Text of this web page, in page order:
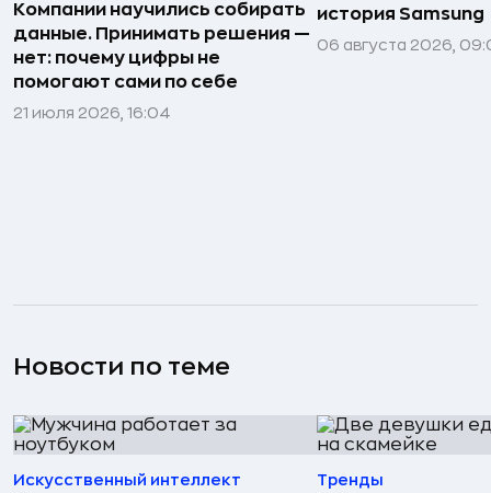
Компании научились собирать
данные. Принимать решения —
нет: почему цифры не
помогают сами по себе
21 июля 2026, 16:04
история Samsung
06 августа 2026,
Новости по теме
Искусственный интеллект Тренды